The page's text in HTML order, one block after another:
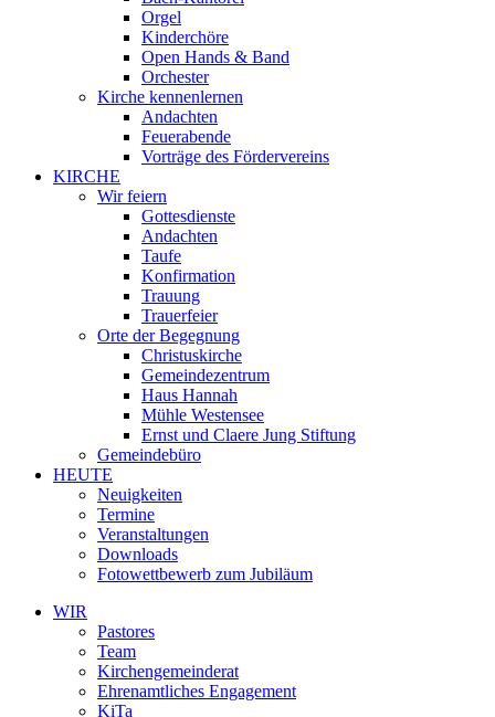
Orgel
Kinderchöre
Open Hands & Band
Orchester
Kirche kennenlernen
Andachten
Feuerabende
Vorträge des Fördervereins
KIRCHE
Wir feiern
Gottesdienste
Andachten
Taufe
Konfirmation
Trauung
Trauerfeier
Orte der Begegnung
Christuskirche
Gemeindezentrum
Haus Hannah
Mühle Westensee
Ernst und Claere Jung Stiftung
Gemeindebüro
HEUTE
Neuigkeiten
Termine
Veranstaltungen
Downloads
Fotowettbewerb zum Jubiläum
WIR
Pastores
Team
Kirchen­gemeinderat
Ehrenamtliches Engagement
KiTa